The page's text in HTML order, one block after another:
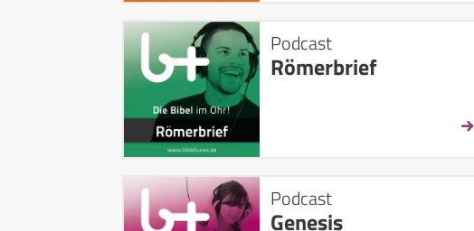
Podcast
Römerbrief
Podcast
Genesis